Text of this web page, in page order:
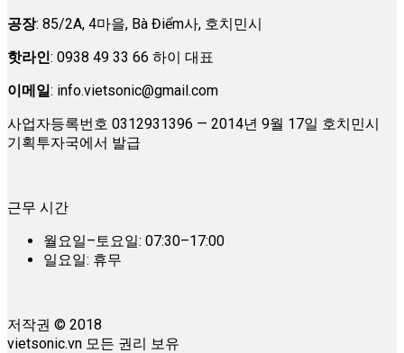
공장: 85/2A, 4마을, Bà Điểm사, 호치민시
핫라인: 0938 49 33 66 하이 대표
이메일: info.vietsonic@gmail.com
사업자등록번호 0312931396 — 2014년 9월 17일 호치민시
기획투자국에서 발급
근무 시간
월요일–토요일: 07:30–17:00
일요일: 휴무
저작권 © 2018
vietsonic.vn 모든 권리 보유